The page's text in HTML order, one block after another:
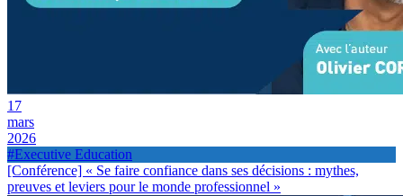
17
mars
2026
#Executive Education
[Conférence] « Se faire confiance dans ses décisions : mythes,
preuves et leviers pour le monde professionnel »